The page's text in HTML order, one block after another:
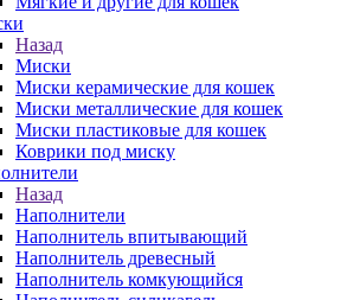
Назад
Миски
Миски керамические для кошек
Миски металлические для кошек
Миски пластиковые для кошек
Коврики под миску
Назад
Наполнители
Наполнитель впитывающий
Наполнитель древесный
Наполнитель комкующийся